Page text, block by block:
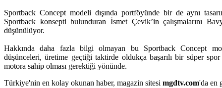
Sportback Concept modeli dışında portföyünde bir de aynı
Sportback konsepti bulunduran İsmet Çevik’in çalışmalarını
düşünülüyor.
Hakkında daha fazla bilgi olmayan bu Sportback Concept
düşünceleri, üretime geçtiği taktirde oldukça başarılı bir süper
motora sahip olması gerektiği yönünde.
Türkiye'nin en kolay okunan haber, magazin sitesi mgdtv.com'da en